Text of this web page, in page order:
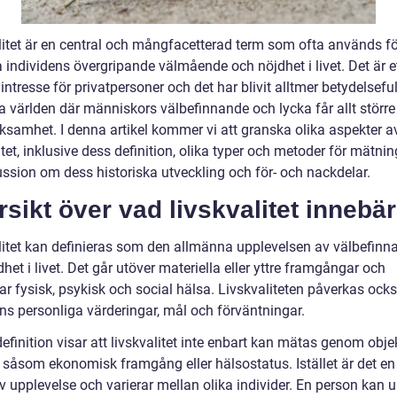
är en central och mångfacetterad term som ofta används
individens övergripande välmående och nöjdhet i livet. Det är
för privatpersoner och det har blivit alltmer
världen där människors välbefinnande och lycka får allt större
I denna artikel kommer vi att granska olika aspekter
inklusive dess definition, olika typer och metoder för
om dess historiska utveckling och för- och nackdelar.
över vad livskvalitet
kan definieras som den allmänna upplevelsen av
i livet. Det går utöver materiella eller yttre framgångar och
fysisk, psykisk och social hälsa. Livskvaliteten påverkas
personliga värderingar, mål och förväntningar.
visar att livskvalitet inte enbart kan mätas genom
ekonomisk framgång eller hälsostatus. Istället är det en
upplevelse och varierar mellan olika individer. En person kan